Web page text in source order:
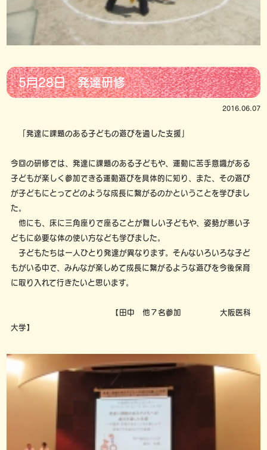
5月28日 発達研修
2016.06.07
「発達に課題のある子どもの遊びを通した支援」
今回の研修では、発達に課題のある子どもや、運動に苦手意識がある
子どもが楽しく参加できる運動遊びを具体的に知り、また、その遊び
が子どもにとってどのような成長に繋がるのかということを学びまし
た。
他にも、床に三角座りで座ることが難しい子どもや、姿勢が悪い子
どもに必要な体の使い方なども学びました。
子どもたちは一人ひとり発達が異なります。そんないろいろな子ど
もがいる中で、みんなが楽しめて成長に繋がるような遊びを今後保育
に取り入れて行きたいと思います。
【田中 他７名参加 大阪医科
大学】